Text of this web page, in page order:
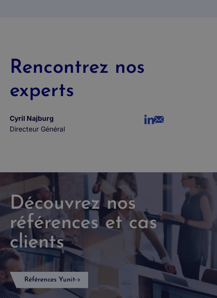
Rencontrez nos
experts
Cyril Najburg
Directeur Général
Découvrez nos
références et cas
clients
Références Yunit